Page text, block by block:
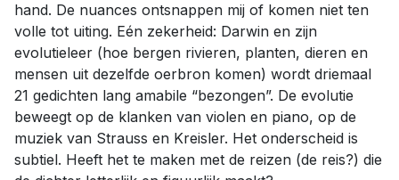
hand. De nuances ontsnappen mij of komen niet ten
volle tot uiting. Eén zekerheid: Darwin en zijn
evolutieleer (hoe bergen rivieren, planten, dieren en
mensen uit dezelfde oerbron komen) wordt driemaal
21 gedichten lang amabile “bezongen”. De evolutie
beweegt op de klanken van violen en piano, op de
muziek van Strauss en Kreisler. Het onderscheid is
subtiel. Heeft het te maken met de reizen (de reis?) die